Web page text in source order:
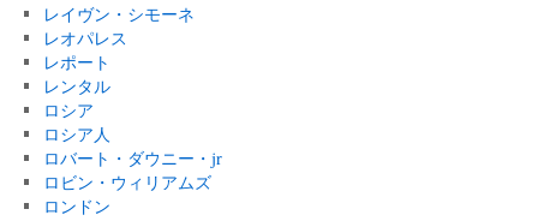
レイヴン・シモーネ
レオパレス
レポート
レンタル
ロシア
ロシア人
ロバート・ダウニー・jr
ロビン・ウィリアムズ
ロンドン